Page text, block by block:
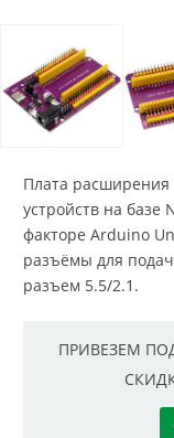
Плата расширения
устройств на
факторе Arduino
разъёмы для
разъем 5.5/2.1.
ПРИВЕЗЕМ